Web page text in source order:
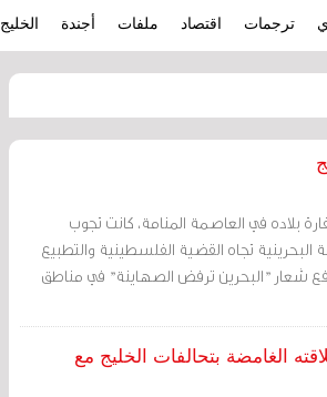
ترجمات اقتصاد ملفات أجندة الخليج
بلاده في العاصمة المنامة، كانت تجوب
تجاه القضية الفلسطينية والتطبيع
شعار "البحرين ترفض الصهاينة" في مناطق
الغامضة بتحالفات الخليج مع